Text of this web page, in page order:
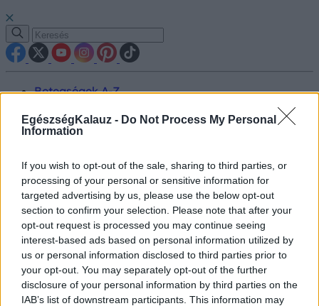
EgészségKalauz - Do Not Process My Personal
Information
If you wish to opt-out of the sale, sharing to third parties, or
processing of your personal or sensitive information for
targeted advertising by us, please use the below opt-out
section to confirm your selection. Please note that after your
opt-out request is processed you may continue seeing
interest-based ads based on personal information utilized by
us or personal information disclosed to third parties prior to
your opt-out. You may separately opt-out of the further
disclosure of your personal information by third parties on the
IAB’s list of downstream participants. This information may
Betegségek A-Z
Vizsgálat
Kezelés
Kutatás
Prevenció
Hírek
Videók
Kisállatok egészsége
#allergia#influenza#cukorbetegség
#orvosmeteorológia#vérnyomás #stroke #rákbetegség
#pajzsmirigy #reflux #ekcéma
#herpesz
Regisztráció